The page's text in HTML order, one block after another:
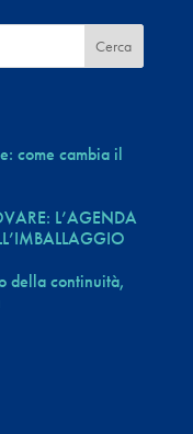
come cambia il
L’AGENDA
della continuità,